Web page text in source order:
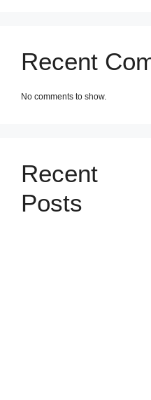
Recent
No comments to show.
Recent
Posts